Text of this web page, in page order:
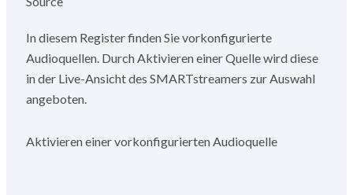
In diesem Register finden Sie vorkonfigurierte
Audioquellen. Durch Aktivieren einer Quelle wird diese
in der Live-Ansicht des SMARTstreamers zur Auswahl
angeboten.
Aktivieren einer vorkonfigurierten Audioquelle